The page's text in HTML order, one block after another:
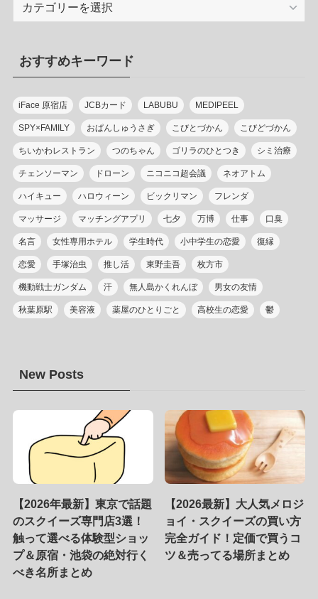
リ
ー
おすすめキーワード
iFace 原宿店 JCBカード LABUBU MEDIPEEL
SPY×FAMILY おぱんしゅうさぎ こびとづかん こびどづかん
ちいかわレストラン つのちゃん ゴリラのひとつき シミ治療
チェンソーマン ドローン ニコニコ超会議 ネオアトム
ハイキュー ハロウィーン ビックリマン フレンダ
マッサージ マッチングアプリ 七夕 万博 仕事 口臭
名言 女性専用ホテル 学生時代 小中学生の恋愛 復縁
恋愛 手塚治虫 推し活 東野圭吾 枚方市
機動戦士ガンダム 汗 無人島かくれんぼ 男女の友情
秋葉原駅 美容液 薬屋のひとりごと 高校生の恋愛 鬱
New Posts
【2026年最新】東京で話題
のスクイーズ専門店3選！
触って選べる体験型ショッ
プ＆原宿・池袋の絶対行く
べき名所まとめ
【2026最新】大人気メロジ
ョイ・スクイーズの買い方
完全ガイド！定価で買うコ
ツ＆売ってる場所まとめ